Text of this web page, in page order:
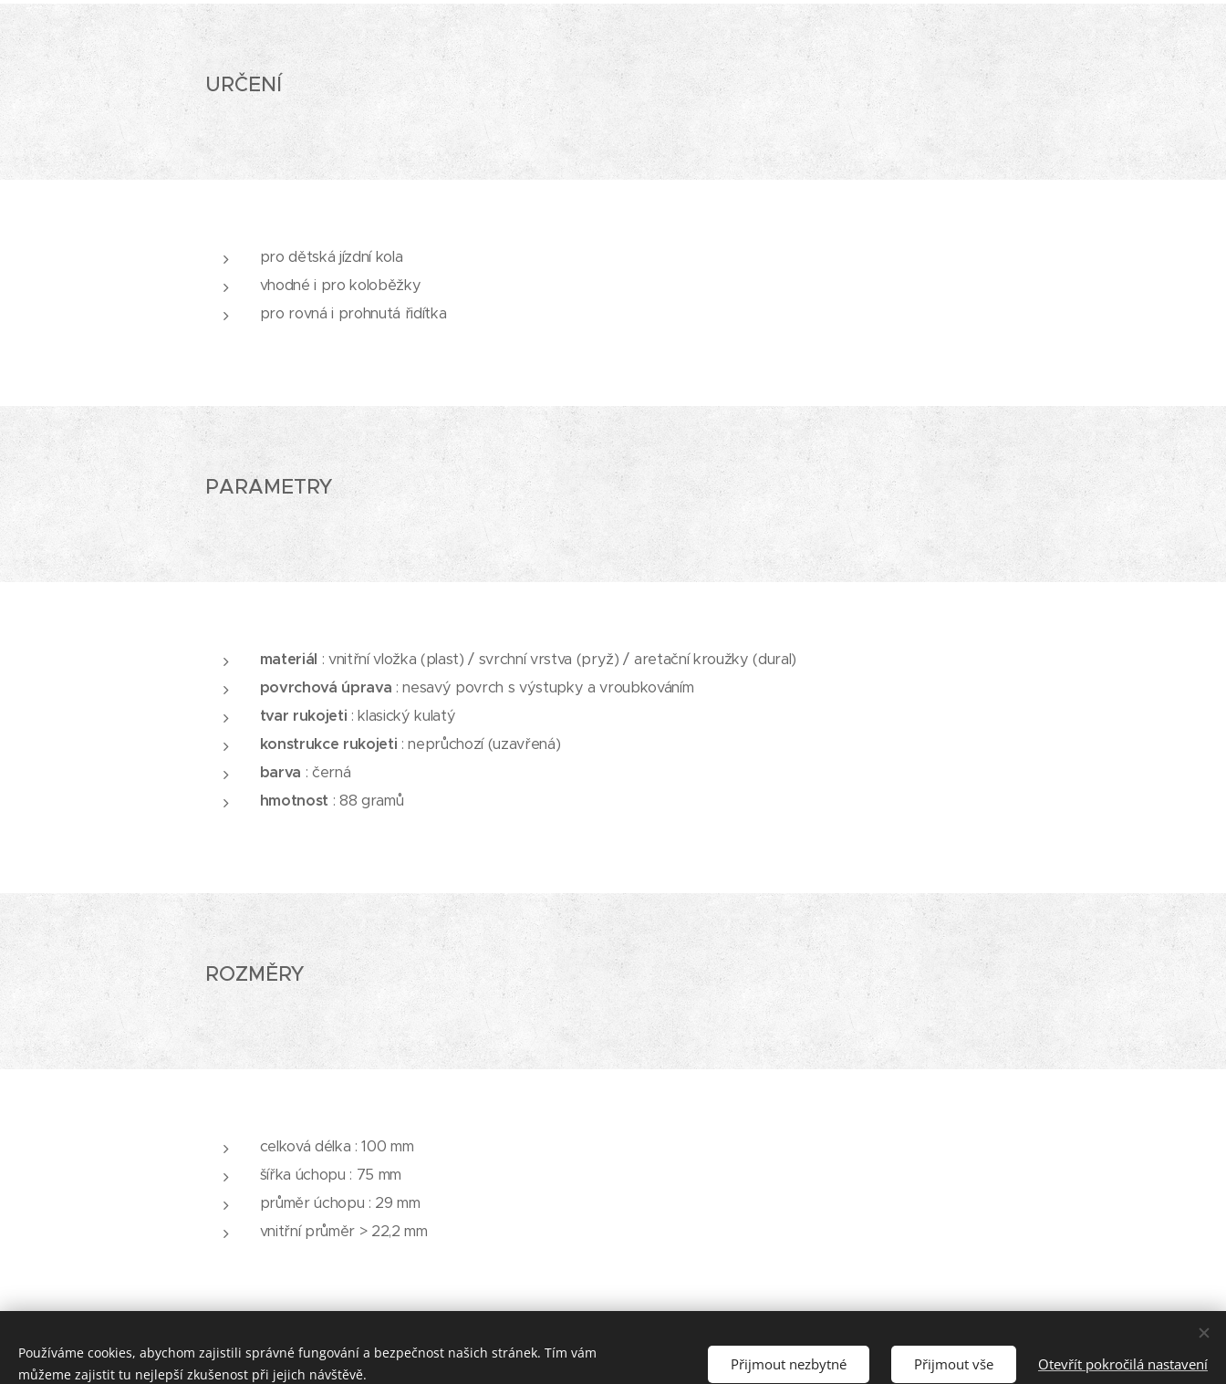
URČENÍ
pro dětská jízdní kola
vhodné i pro koloběžky
pro rovná i prohnutá řidítka
PARAMETRY
materiál : vnitřní vložka (plast) / svrchní vrstva (pryž) / aretační kroužky (dural)
povrchová úprava : nesavý povrch s výstupky a vroubkováním
tvar rukojeti : klasický kulatý
konstrukce rukojeti : neprůchozí (uzavřená)
barva : černá
hmotnost : 88 gramů
ROZMĚRY
celková délka : 100 mm
šířka úchopu : 75 mm
průměr úchopu : 29 mm
vnitřní průměr > 22,2 mm
© 2026 Cykloservis Plzeň Bolevec [Jan Volráb] všechna práva vyhrazena
Vítáme vás na stránkách www.cykloservisplzen.cz Jsme s vámi od roku 1997.
Cookies
Používáme cookies, abychom zajistili správné fungování a bezpečnost našich stránek. Tím vám
můžeme zajistit tu nejlepší zkušenost při jejich návštěvě.
Přijmout nezbytné Přijmout vše Otevřít pokročilá nastavení